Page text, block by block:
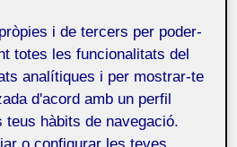
para la realización de este
en el usuario, razón
pròpies i de tercers per poder-
totes les funcionalitats del
analítiques i per mostrar-te
d'acord amb un perfil
teus hàbits de navegació.
o configurar les teves